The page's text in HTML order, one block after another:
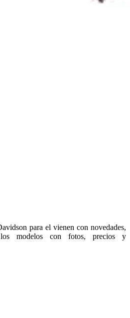
para el vienen con novedades,
modelos con fotos, precios y